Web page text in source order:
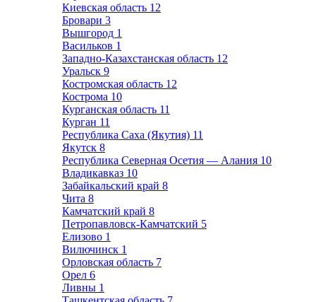
Киевская область 12
Бровари 3
Вышгород 1
Васильков 1
Западно-Казахстанская область 12
Уральск 9
Костромская область 12
Кострома 10
Курганская область 11
Курган 11
Республика Саха (Якутия) 11
Якутск 8
Республика Северная Осетия — Алания 10
Владикавказ 10
Забайкальский край 8
Чита 8
Камчатский край 8
Петропавловск-Камчатский 5
Елизово 1
Вилючинск 1
Орловская область 7
Орел 6
Ливны 1